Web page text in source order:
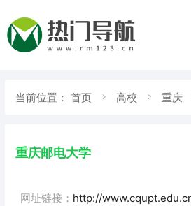
当前位置： 首页 高校 重庆
重庆邮电大学
网址链接： http://